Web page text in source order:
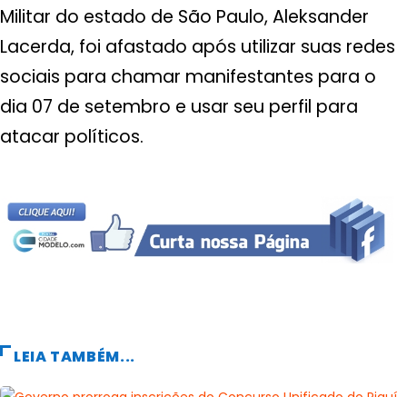
Militar do estado de São Paulo, Aleksander
Lacerda, foi afastado após utilizar suas redes
sociais para chamar manifestantes para o
dia 07 de setembro e usar seu perfil para
atacar políticos.
LEIA TAMBÉM...